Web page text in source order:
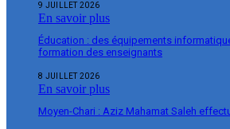
9 JUILLET 2026
En savoir plus
Éducation : des équipements
formation des enseignants
8 JUILLET 2026
En savoir plus
Moyen-Chari : Aziz Mahamat Saleh